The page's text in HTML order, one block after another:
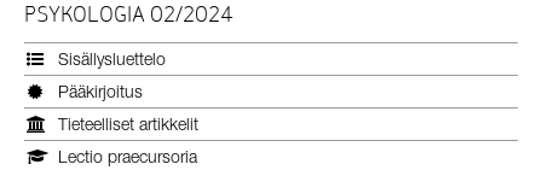
PSYKOLOGIA 02/2024
Sisällysluettelo
Pääkirjoitus
Tieteelliset artikkelit
Lectio praecursoria